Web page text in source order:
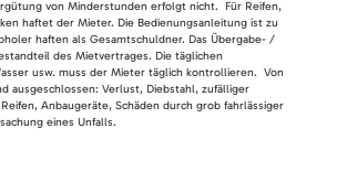
von Minderstunden erfolgt nicht. Für Reifen,
haftet der Mieter. Die Bedienungsanleitung ist zu
haften als Gesamtschuldner. Das Übergabe- /
des Mietvertrages. Die täglichen
usw. muss der Mieter täglich kontrollieren. Von
ausgeschlossen: Verlust, Diebstahl, zufälliger
Anbaugeräte, Schäden durch grob fahrlässiger
eines Unfalls.